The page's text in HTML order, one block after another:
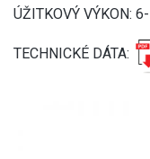
ÚŽITKOVÝ VÝKON:
TECHNICKÉ DÁTA: